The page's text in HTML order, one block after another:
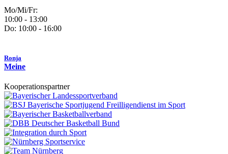
Mo/Mi/Fr:
10:00 - 13:00
Do: 10:00 - 16:00
Ronja
Meine
Kooperationspartner